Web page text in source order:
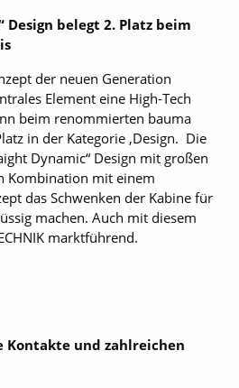
Design belegt 2. Platz beim
der neuen Generation
Element eine High-Tech
beim renommierten bauma
in der Kategorie ‚Design. Die
Dynamic“ Design mit großen
Kombination mit einem
das Schwenken der Kabine für
machen. Auch mit diesem
marktführend.
und zahlreichen